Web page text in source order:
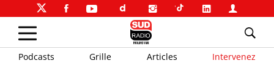
Podcasts Grille Articles Intervenez